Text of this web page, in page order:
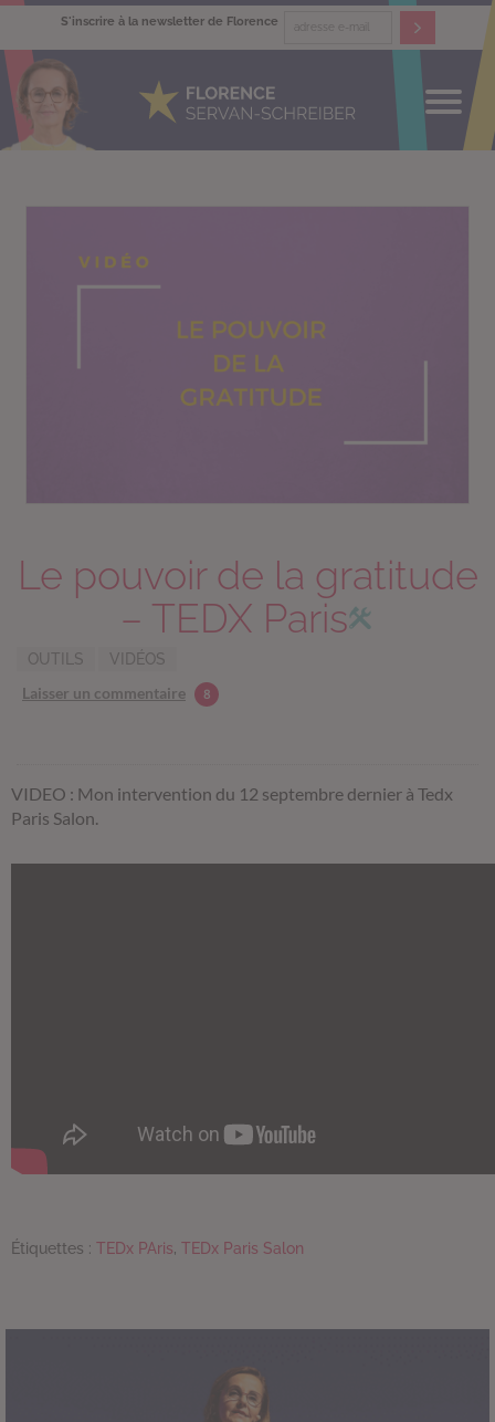
S'inscrire à la newsletter de Florence
Le pouvoir de la gratitude
– TEDX Paris
OUTILS VIDÉOS
Laisser un commentaire 8
VIDEO : Mon intervention du 12 septembre dernier à Tedx
Paris Salon.
Étiquettes : TEDx PAris, TEDx Paris Salon